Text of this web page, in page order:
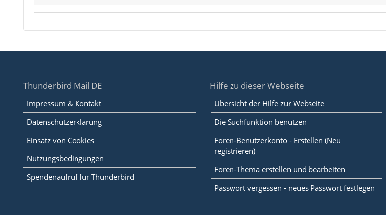
Thunderbird Mail DE
Impressum & Kontakt
Datenschutzerklärung
Einsatz von Cookies
Nutzungsbedingungen
Spendenaufruf für Thunderbird
Hilfe zu dieser Webseite
Übersicht der Hilfe zur Webseite
Die Suchfunktion benutzen
Foren-Benutzerkonto - Erstellen (Neu
registrieren)
Foren-Thema erstellen und bearbeiten
Passwort vergessen - neues Passwort festlegen